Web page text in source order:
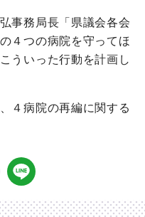
事務局長「県議会各会
４つの病院を守ってほ
ういった行動を計画し
４病院の再編に関する